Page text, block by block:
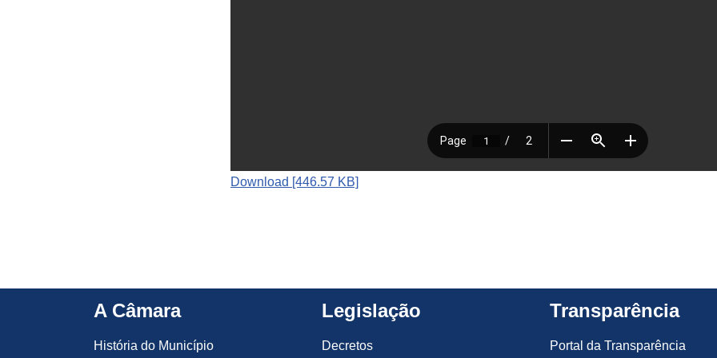
Download [446.57 KB]
A Câmara
História do Município
Legislação
Decretos
Transparência
Portal da Transparência